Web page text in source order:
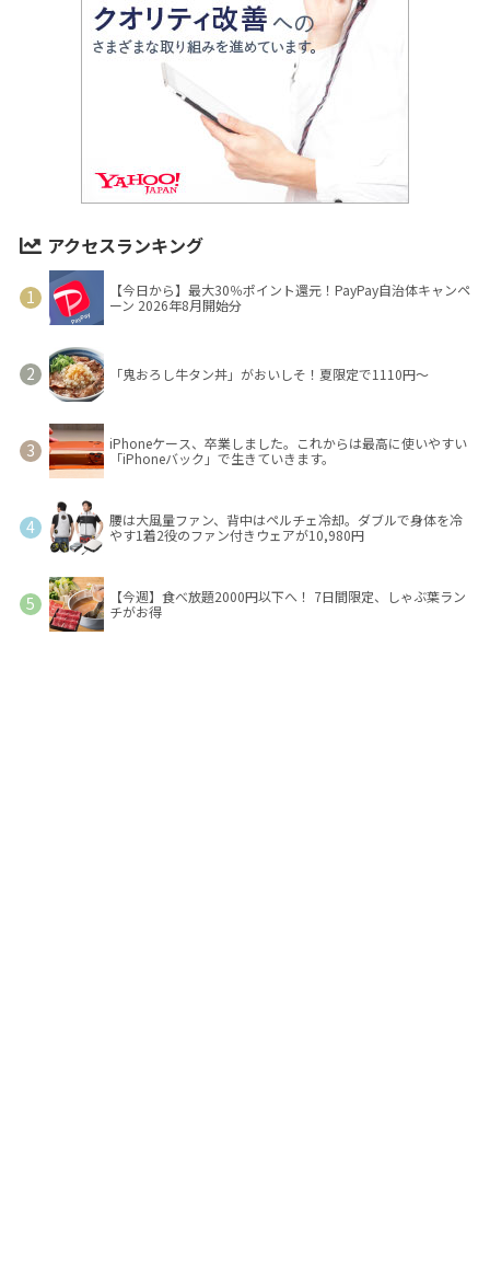
アクセスランキング
【今日から】最大30％ポイント還元！PayPay自治体キャンペ
ーン 2026年8月開始分
「鬼おろし牛タン丼」がおいしそ！夏限定で1110円～
iPhoneケース、卒業しました。これからは最高に使いやすい
「iPhoneバック」で生きていきます。
腰は大風量ファン、背中はペルチェ冷却。ダブルで身体を冷
やす1着2役のファン付きウェアが10,980円
【今週】食べ放題2000円以下へ！ 7日間限定、しゃぶ葉ラン
チがお得